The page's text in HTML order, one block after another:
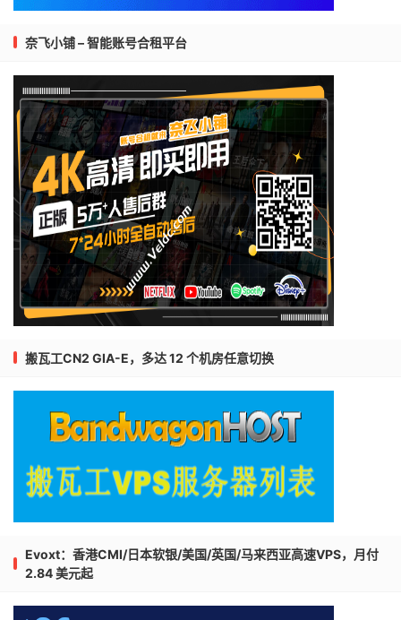
奈飞小铺 – 智能账号合租平台
搬瓦工CN2 GIA-E，多达 12 个机房任意切换
Evoxt：香港CMI/日本软银/美国/英国/马来西亚高速VPS，月付
2.84 美元起